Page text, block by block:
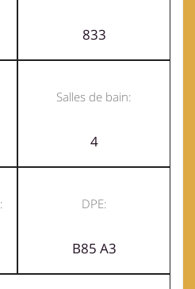
833
Salles de bain:
4
DPE:
B85 A3